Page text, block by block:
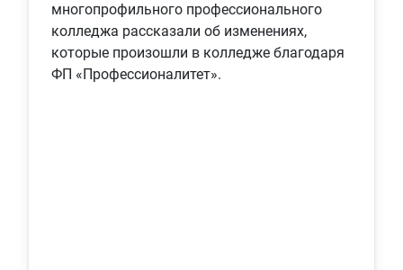
многопрофильного профессионального
колледжа рассказали об изменениях,
которые произошли в колледже благодаря
ФП «Профессионалитет».